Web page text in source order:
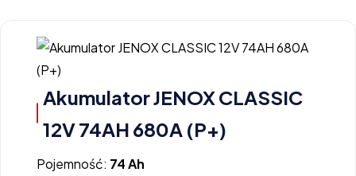
Akumulator JENOX CLASSIC
12V 74AH 680A (P+)
Pojemność: 74 Ah